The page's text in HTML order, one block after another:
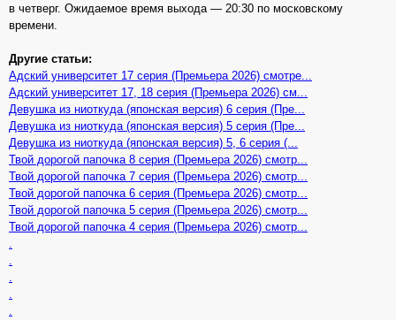
в четверг. Ожидаемое время выхода — 20:30 по московскому
времени.
Другие статьи:
Адский университет 17 серия (Премьера 2026) смотре...
Адский университет 17, 18 серия (Премьера 2026) см...
Девушка из ниоткуда (японская версия) 6 серия (Пре...
Девушка из ниоткуда (японская версия) 5 серия (Пре...
Девушка из ниоткуда (японская версия) 5, 6 серия (...
Твой дорогой папочка 8 серия (Премьера 2026) смотр...
Твой дорогой папочка 7 серия (Премьера 2026) смотр...
Твой дорогой папочка 6 серия (Премьера 2026) смотр...
Твой дорогой папочка 5 серия (Премьера 2026) смотр...
Твой дорогой папочка 4 серия (Премьера 2026) смотр...